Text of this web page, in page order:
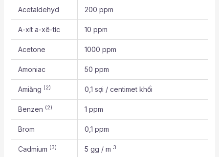
Acetaldehyd 200 ppm
A-xít a-xê-tíc 10 ppm
Acetone 1000 ppm
Amoniac 50 ppm
Amiăng (2) 0,1 sợi / centimet khối
Benzen (2) 1 ppm
Brom 0,1 ppm
Cadmium (3) 5 gg / m 3